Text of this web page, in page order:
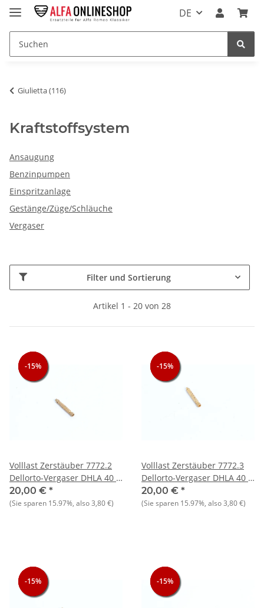
DE
Giulietta (116)
Kraftstoffsystem
Ansaugung
Benzinpumpen
Einspritzanlage
Gestänge/Züge/Schläuche
Vergaser
Filter und Sortierung
Artikel 1 - 20 von 28
-15%
-15%
-15%
Volllast Zerstäuber 7772.2
Dellorto-Vergaser DHLA 40 -
NEU - Original
20,00 € *
(Sie sparen 15.97%, also3,80 €)
-15%
-15%
-15%
Volllast Zerstäuber 7772.3
Dellorto-Vergaser DHLA 40 -
NEU - Original
20,00 € *
(Sie sparen 15.97%, also3,80 €)
-15%
-15%
-15% -15%
-15%
-15%